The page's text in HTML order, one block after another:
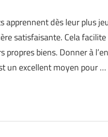
dès leur plus
satisfaisante. Cela
propres biens. Donner à
un excellent moyen pour …